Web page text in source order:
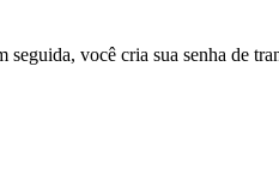
você cria sua senha de